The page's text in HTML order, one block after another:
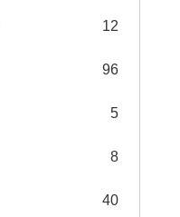
12
96
5
8
40